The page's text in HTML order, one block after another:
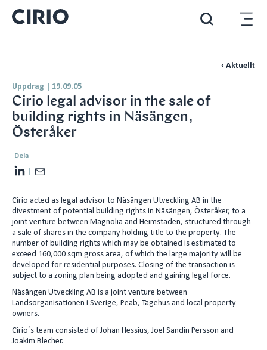
‹ Aktuellt
Uppdrag 19.09.05
Cirio legal advisor in the sale of
building rights in Näsängen,
Österåker
Dela
L
n
e
d
I
n
a
l
Cirio acted as legal advisor to Näsängen Utveckling AB in the
divestment of potential building rights in Näsängen, Österåker, to a
joint venture between Magnolia and Heimstaden, structured through
a sale of shares in the company holding title to the property. The
number of building rights which may be obtained is estimated to
exceed 160,000 sqm gross area, of which the large majority will be
developed for residential purposes. Closing of the transaction is
subject to a zoning plan being adopted and gaining legal force.
Näsängen Utveckling AB is a joint venture between
Landsorganisationen i Sverige, Peab, Tagehus and local property
owners.
Cirio´s team consisted of Johan Hessius, Joel Sandin Persson and
Joakim Blecher.